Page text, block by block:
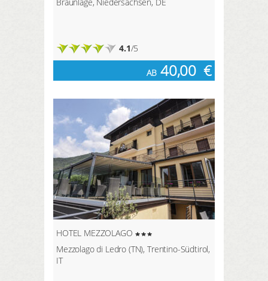
4.1/5
AB 40,00 €
HOTEL MEZZOLAGO
Mezzolago di Ledro (TN), Trentino-Südtirol,
IT